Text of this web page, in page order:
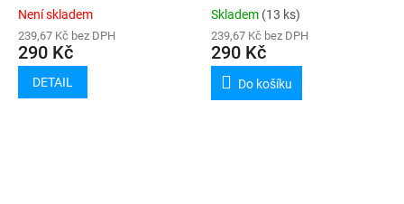
Není skladem
239,67 Kč bez DPH
290 Kč
DETAIL
Skladem (13 ks)
239,67 Kč bez DPH
290 Kč
Do košíku